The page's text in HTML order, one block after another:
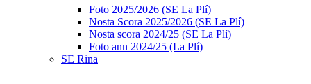
Foto 2025/2026 (SE La Plí)
Nosta Scora 2025/2026 (SE La Plí)
Nosta scora 2024/25 (SE La Plí)
Foto ann 2024/25 (La Plí)
SE Rina